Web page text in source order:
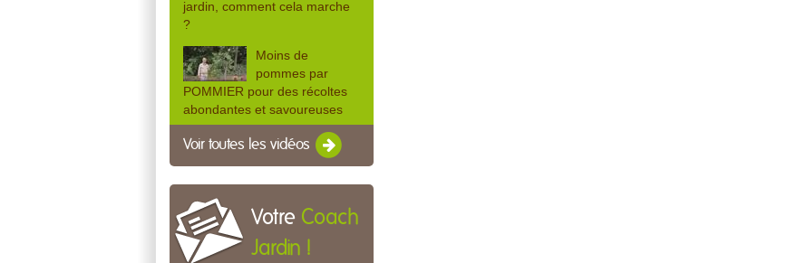
jardin, comment cela marche
?
Moins de
pommes par
POMMIER pour des récoltes
abondantes et savoureuses
Voir toutes les vidéos
Votre Coach
Jardin !